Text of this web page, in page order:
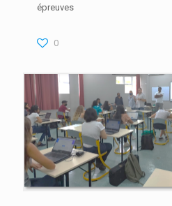
épreuves
0